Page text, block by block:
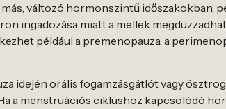
változó hormonszintű időszakokban,
ingadozása miatt a mellek
például a premenopauza, a
idején orális fogamzásgátlót vagy
a menstruációs ciklushoz kapcsolódó